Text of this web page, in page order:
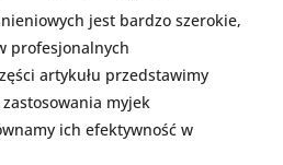
jest bardzo szerokie,
profesjonalnych
artykułu przedstawimy
myjek
ich efektywność w